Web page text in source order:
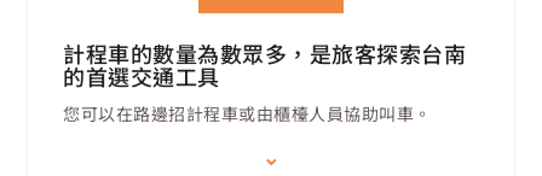
計程車的數量為數眾多，是旅客探索台南
的首選交通工具
您可以在路邊招計程車或由櫃檯人員協助叫車。